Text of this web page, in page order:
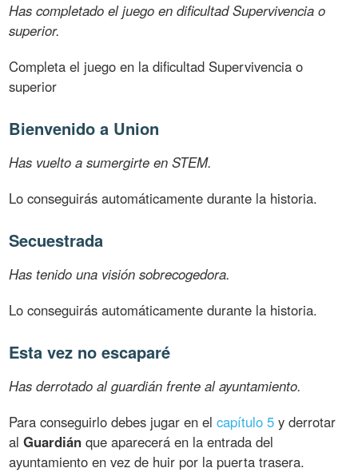
Has completado el juego en dificultad Supervivencia o
superior.
Completa el juego en la dificultad Supervivencia o
superior
Bienvenido a Union
Has vuelto a sumergirte en STEM.
Lo conseguirás automáticamente durante la historia.
Secuestrada
Has tenido una visión sobrecogedora.
Lo conseguirás automáticamente durante la historia.
Esta vez no escaparé
Has derrotado al guardián frente al ayuntamiento.
Para conseguirlo debes jugar en elcapítulo 5 y derrotar
alGuardián que aparecerá en la entrada del
ayuntamiento en vez de huir por la puerta trasera.